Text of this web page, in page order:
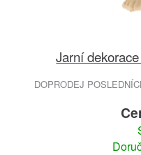
Jarní
DOPRODEJ